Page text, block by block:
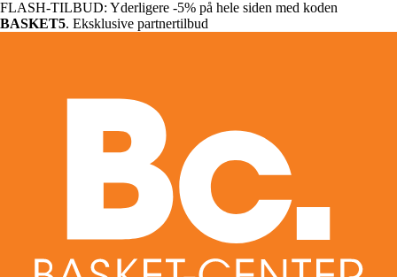
FLASH-TILBUD: Yderligere -5% på hele siden med koden
BASKET5. Eksklusive partnertilbud